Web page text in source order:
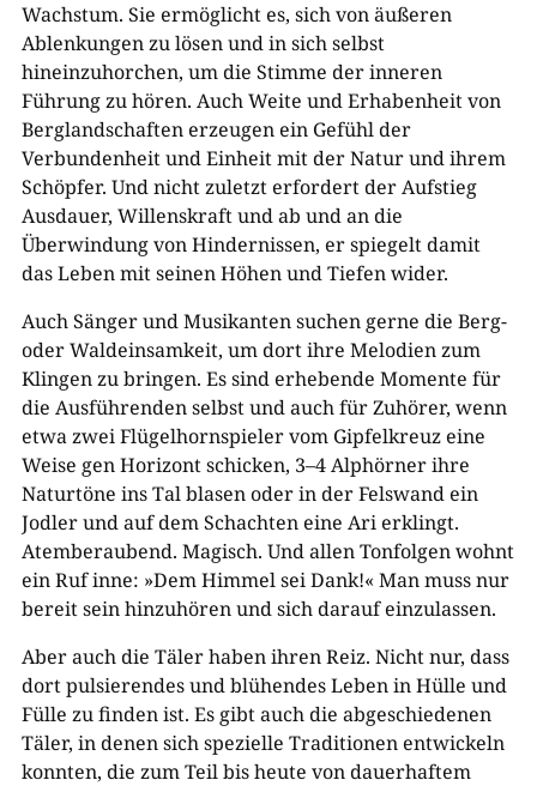
Wachstum. Sie ermöglicht es, sich von äußeren
Ablenkungen zu lösen und in sich selbst
hineinzuhorchen, um die Stimme der inneren
Führung zu hören. Auch Weite und Erhabenheit von
Berglandschaften erzeugen ein Gefühl der
Verbundenheit und Einheit mit der Natur und ihrem
Schöpfer. Und nicht zuletzt erfordert der Aufstieg
Ausdauer, Willenskraft und ab und an die
Überwindung von Hindernissen, er spiegelt damit
das Leben mit seinen Höhen und Tiefen wider.
Auch Sänger und Musikanten suchen gerne die Berg-
oder Waldeinsamkeit, um dort ihre Melodien zum
Klingen zu bringen. Es sind erhebende Momente für
die Ausführenden selbst und auch für Zuhörer, wenn
etwa zwei Flügelhornspieler vom Gipfelkreuz eine
Weise gen Horizont schicken, 3–4 Alphörner ihre
Naturtöne ins Tal blasen oder in der Felswand ein
Jodler und auf dem Schachten eine Ari erklingt.
Atemberaubend. Magisch. Und allen Tonfolgen wohnt
ein Ruf inne: »Dem Himmel sei Dank!« Man muss nur
bereit sein hinzuhören und sich darauf einzulassen.
Aber auch die Täler haben ihren Reiz. Nicht nur, dass
dort pulsierendes und blühendes Leben in Hülle und
Fülle zu finden ist. Es gibt auch die abgeschiedenen
Täler, in denen sich spezielle Traditionen entwickeln
konnten, die zum Teil bis heute von dauerhaftem